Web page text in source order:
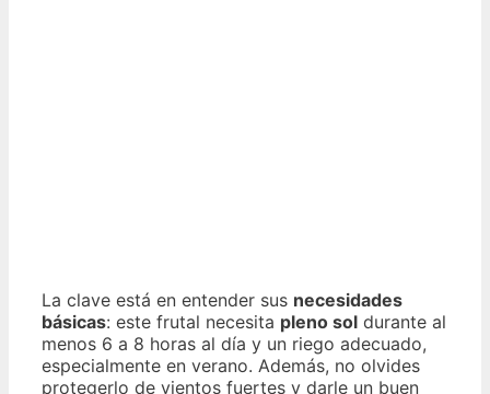
La clave está en entender sus necesidades
básicas: este frutal necesita pleno sol durante al
menos 6 a 8 horas al día y un riego adecuado,
especialmente en verano. Además, no olvides
protegerlo de vientos fuertes y darle un buen